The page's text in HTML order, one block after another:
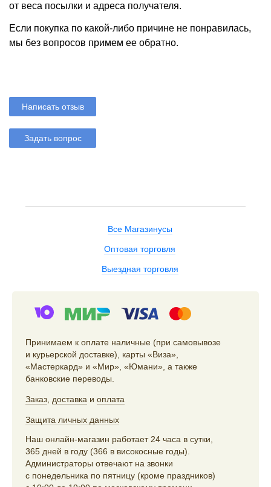
от веса посылки и адреса получателя.
Если покупка по какой-либо причине не понравилась,
мы без вопросов примем ее обратно.
Написать отзыв
Задать вопрос
Все Магазинусы
Оптовая торговля
Выездная торговля
Принимаем к оплате наличные (при самовывозе
и курьерской доставке), карты «Виза»,
«Мастеркард» и «Мир», «Юмани», а также
банковские переводы.
Заказ доставка и оплата
Защита личных данных
Наш онлайн-магазин работает 24 часа в сутки,
365 дней в году (366 в високосные годы).
Администраторы отвечают на звонки
с понедельника по пятницу (кроме праздников)